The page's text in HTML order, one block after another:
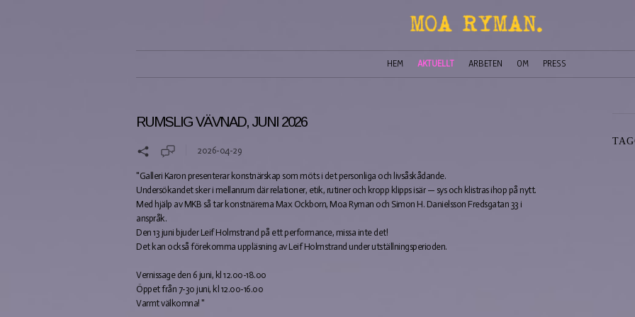
HEM AKTUELLT ARBETEN OM PRESS
RUMSLIG VÄVNAD, JUNI 2026
2026-04-29
"Galleri Karon presenterar konstnärskap som möts i det personliga och livsåskådande.
Undersökandet sker i mellanrum där relationer, etik, rutiner och kropp klipps isär — sys och klistras ihop på nytt.
Med hjälp av MKB så tar konstnärerna Max Ockborn, Moa Ryman och Simon H. Danielsson Fredsgatan 33 i
anspråk.
Den 13 juni bjuder Leif Holmstrand på ett performance, missa inte det!
Det kan också förekomma uppläsning av Leif Holmstrand under utställningsperioden.
Vernissage den 6 juni, kl 12.00-18.00
Öppet från 7-30 juni, kl 12.00-16.00
Varmt välkomna! "